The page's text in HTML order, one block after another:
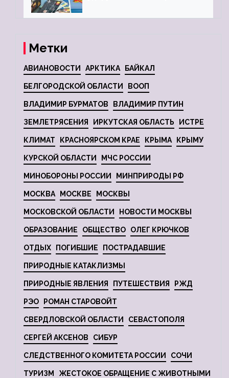
Метки
АВИАНОВОСТИ АРКТИКА БАЙКАЛ
БЕЛГОРОДСКОЙ ОБЛАСТИ ВООП
ВЛАДИМИР БУРМАТОВ ВЛАДИМИР ПУТИН
ЗЕМЛЕТРЯСЕНИЯ ИРКУТСКАЯ ОБЛАСТЬ ИСТРЕ
КЛИМАТ КРАСНОЯРСКОМ КРАЕ КРЫМА КРЫМУ
КУРСКОЙ ОБЛАСТИ МЧС РОССИИ
МИНОБОРОНЫ РОССИИ МИНПРИРОДЫ РФ
МОСКВА МОСКВЕ МОСКВЫ
МОСКОВСКОЙ ОБЛАСТИ НОВОСТИ МОСКВЫ
ОБРАЗОВАНИЕ ОБЩЕСТВО ОЛЕГ КРЮЧКОВ
ОТДЫХ ПОГИБШИЕ ПОСТРАДАВШИЕ
ПРИРОДНЫЕ КАТАКЛИЗМЫ
ПРИРОДНЫЕ ЯВЛЕНИЯ ПУТЕШЕСТВИЯ РЖД
РЭО РОМАН СТАРОВОЙТ
СВЕРДЛОВСКОЙ ОБЛАСТИ СЕВАСТОПОЛЯ
СЕРГЕЙ АКСЕНОВ СИБУР
СЛЕДСТВЕННОГО КОМИТЕТА РОССИИ СОЧИ
ТУРИЗМ ЖЕСТОКОЕ ОБРАЩЕНИЕ С ЖИВОТНЫМИ